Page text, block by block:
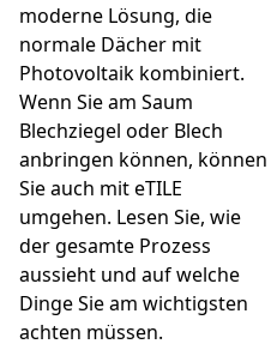
moderne Lösung, die
normale Dächer mit
Photovoltaik kombiniert.
Wenn Sie am Saum
Blechziegel oder Blech
anbringen können, können
Sie auch mit eTILE
umgehen. Lesen Sie, wie
der gesamte Prozess
aussieht und auf welche
Dinge Sie am wichtigsten
achten müssen.